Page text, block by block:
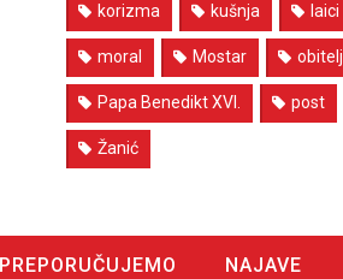
korizma kušnja laici
moral Mostar obitelj
Papa Benedikt XVI. post
Žanić
PREPORUČUJEMO
NAJAVE